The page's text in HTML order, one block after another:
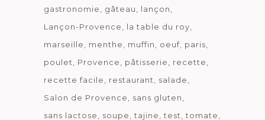
gastronomie
gâteau
lançon
Lançon-Provence
la table du roy
marseille
menthe muffin oeuf paris
poulet
Provence pâtisserie
recette
recette facile
restaurant
salade
Salon de Provence
sans gluten
sans lactose
soupe tajine test
tomate